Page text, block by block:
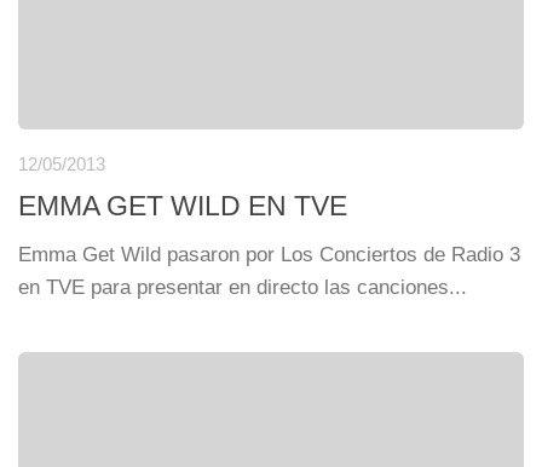
12/05/2013
EMMA GET WILD EN TVE
Emma Get Wild pasaron por Los Conciertos de Radio 3
en TVE para presentar en directo las canciones...